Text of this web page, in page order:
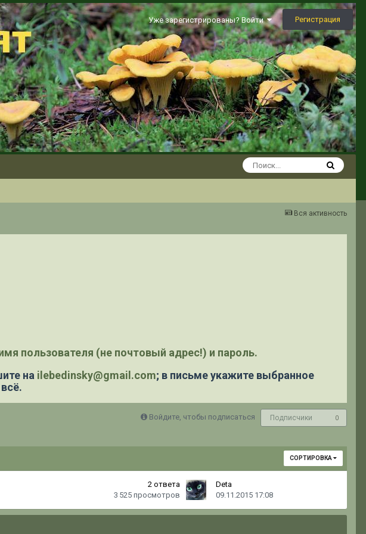
Уже зарегистрированы? Войти Регистрация
Вся активность
пользователя (не почтовый адрес!) и пароль.
на ilebedinsky@gmail.com; в письме укажите выбранное
Войдите, чтобы подписаться Подписчики 0
СОРТИРОВКА
2 ответа
3 525 просмотров
Deta
09.11.2015 17:08